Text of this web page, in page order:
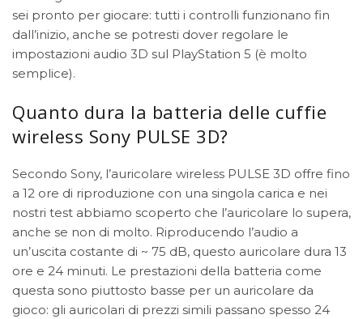
sei pronto per giocare: tutti i controlli funzionano fin
dall’inizio, anche se potresti dover regolare le
impostazioni audio 3D sul PlayStation 5 (è molto
semplice).
Quanto dura la batteria delle cuffie
wireless Sony PULSE 3D?
Secondo Sony, l’auricolare wireless PULSE 3D offre fino
a 12 ore di riproduzione con una singola carica e nei
nostri test abbiamo scoperto che l’auricolare lo supera,
anche se non di molto. Riproducendo l’audio a
un’uscita costante di ~ 75 dB, questo auricolare dura 13
ore e 24 minuti. Le prestazioni della batteria come
questa sono piuttosto basse per un auricolare da
gioco: gli auricolari di prezzi simili passano spesso 24